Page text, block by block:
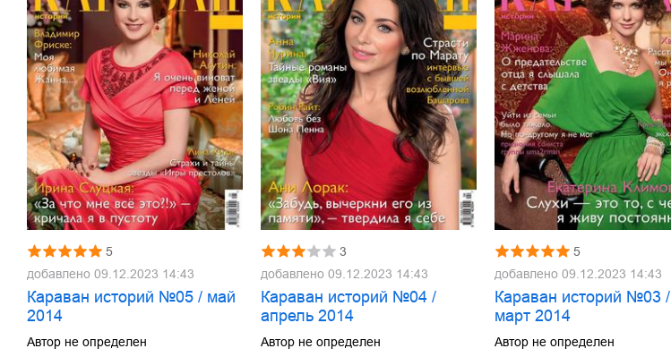
5
добавлено 09.12.2023 14:43
Караван историй №05 / май
2014
Автор не определен
3
добавлено 09.12.2023 14:43
Караван историй №04 /
апрель 2014
Автор не определен
5
добавлено 09.12.2023 14:43
Караван историй №03 /
март 2014
Автор не определен